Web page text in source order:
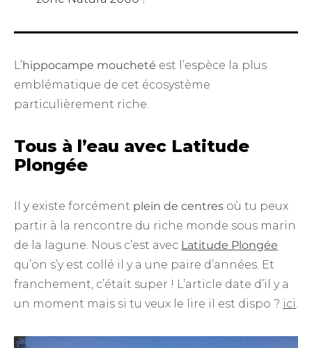
L’hippocampe moucheté est l’espèce la plus
emblématique de cet écosystème
particulièrement riche.
Tous à l’eau avec Latitude
Plongée
Il y existe forcément plein de centres où tu peux
partir à la rencontre du riche monde sous marin
de la lagune. Nous c’est avec Latitude Plongée
qu’on s’y est collé il y a une paire d’années. Et
franchement, c’était super ! L’article date d’il y a
un moment mais si tu veux le lire il est dispo ? ici.